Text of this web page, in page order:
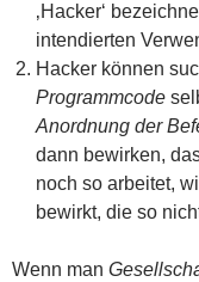
‚Hacker‘
intendierten
Hacker können
Programmcode
Anordnung der
dann bewirken,
noch so arbeitet,
bewirkt, die so
Wenn man